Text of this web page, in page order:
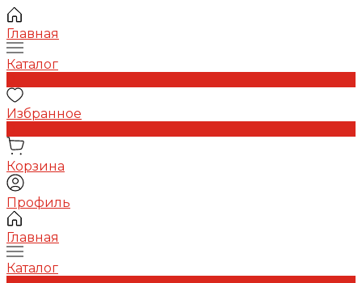
Главная
Каталог
Избранное
Корзина
Профиль
Главная
Каталог